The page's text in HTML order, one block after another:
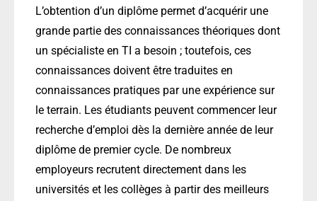
L’obtention d’un diplôme permet d’acquérir une
grande partie des connaissances théoriques dont
un spécialiste en TI a besoin ; toutefois, ces
connaissances doivent être traduites en
connaissances pratiques par une expérience sur
le terrain. Les étudiants peuvent commencer leur
recherche d’emploi dès la dernière année de leur
diplôme de premier cycle. De nombreux
employeurs recrutent directement dans les
universités et les collèges à partir des meilleurs